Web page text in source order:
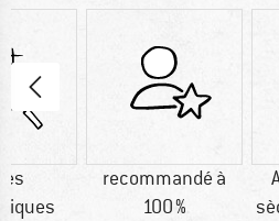
recommandé à
100 %